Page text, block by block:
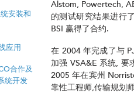
安装和
应用
合作及
统开发
Alstom, Powertech,
的测试研究结果进行
BSI 赢得了合约.
在 2004 年完成了与
加强 VSA&E 系统, 要
2005 年在宾州
靠性工程师,传输规划